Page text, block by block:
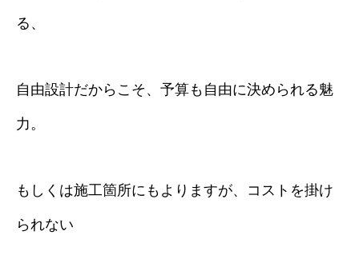
る、
自由設計だからこそ、予算も自由に決められる魅
力。
もしくは施工箇所にもよりますが、コストを掛け
られない